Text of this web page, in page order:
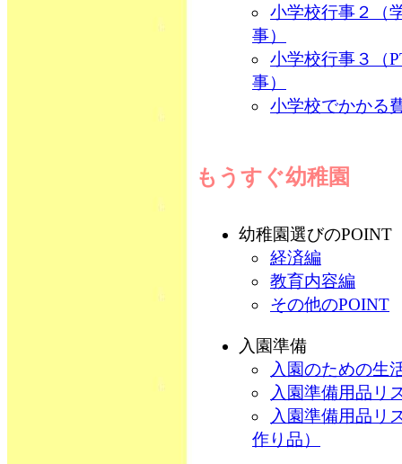
小学校行事２（
事）
小学校行事３（
事）
小学校でかかる
もうすぐ幼稚園
幼稚園選びのPOINT
経済編
教育内容編
その他のPOINT
入園準備
入園のための生
入園準備用品リ
入園準備用品リ
作り品）